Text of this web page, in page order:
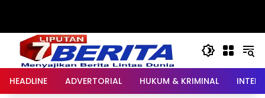
HEADLINE ADVERTORIAL HUKUM & KRIMINAL